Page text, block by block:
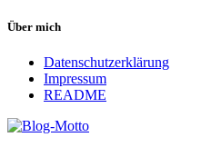
Über mich
Datenschutzerklärung
Impressum
README